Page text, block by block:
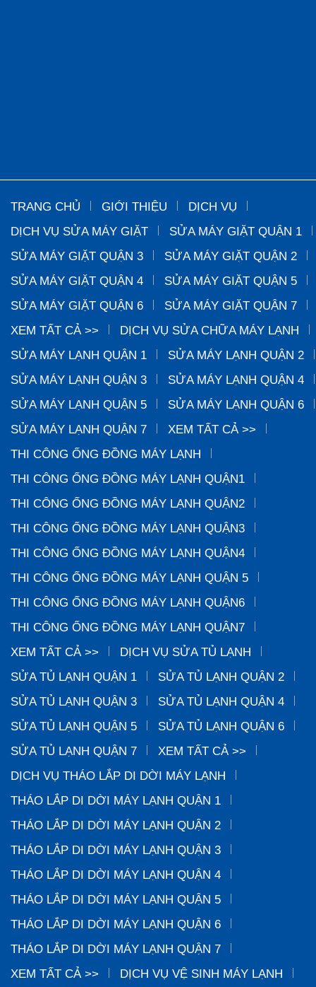
TRANG CHỦ GIỚI THIỆU
DỊCH VỤ
DỊCH VỤ SỬA MÁY GIẶT
SỬA MÁY GIẶT QUẬN 1
SỬA MÁY GIẶT QUẬN 3
SỬA MÁY GIẶT QUẬN 2
SỬA MÁY GIẶT QUẬN 4
SỬA MÁY GIẶT QUẬN 5
SỬA MÁY GIẶT QUẬN 6
SỬA MÁY GIẶT QUẬN 7
XEM TẤT CẢ >>
DỊCH VỤ SỬA CHỮA MÁY LẠNH
SỬA MÁY LẠNH QUẬN 1
SỬA MÁY LẠNH QUẬN 2
SỬA MÁY LẠNH QUẬN 3
SỬA MÁY LẠNH QUẬN 4
SỬA MÁY LẠNH QUẬN 5
SỬA MÁY LẠNH QUẬN 6
SỬA MÁY LẠNH QUẬN 7
XEM TẤT CẢ >>
THI CÔNG ỐNG ĐỒNG MÁY LẠNH
THI CÔNG ỐNG ĐỒNG MÁY LẠNH QUẬN1
THI CÔNG ỐNG ĐỒNG MÁY LẠNH QUẬN2
THI CÔNG ỐNG ĐỒNG MÁY LẠNH QUẬN3
THI CÔNG ỐNG ĐỒNG MÁY LẠNH QUẬN4
THI CÔNG ỐNG ĐỒNG MÁY LẠNH QUẬN 5
THI CÔNG ỐNG ĐỒNG MÁY LẠNH QUẬN6
THI CÔNG ỐNG ĐỒNG MÁY LẠNH QUẬN7
XEM TẤT CẢ >>
DỊCH VỤ SỬA TỦ LẠNH
SỬA TỦ LẠNH QUẬN 1
SỬA TỦ LẠNH QUẬN 2
SỬA TỦ LẠNH QUẬN 3
SỬA TỦ LẠNH QUẬN 4
SỬA TỦ LẠNH QUẬN 5
SỬA TỦ LẠNH QUẬN 6
SỬA TỦ LẠNH QUẬN 7
XEM TẤT CẢ >>
DỊCH VỤ THÁO LẮP DI DỜI MÁY LẠNH
THÁO LẮP DI DỜI MÁY LẠNH QUẬN 1
THÁO LẮP DI DỜI MÁY LẠNH QUẬN 2
THÁO LẮP DI DỜI MÁY LẠNH QUẬN 3
THÁO LẮP DI DỜI MÁY LẠNH QUẬN 4
THÁO LẮP DI DỜI MÁY LẠNH QUẬN 5
THÁO LẮP DI DỜI MÁY LẠNH QUẬN 6
THÁO LẮP DI DỜI MÁY LẠNH QUẬN 7
XEM TẤT CẢ >>
DỊCH VỤ VỆ SINH MÁY LẠNH